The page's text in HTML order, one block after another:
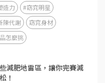
造力
#窈窕明星
陳代謝
窈窕身材
怎麼挑
減肥地雷區，讓你完賽減
！